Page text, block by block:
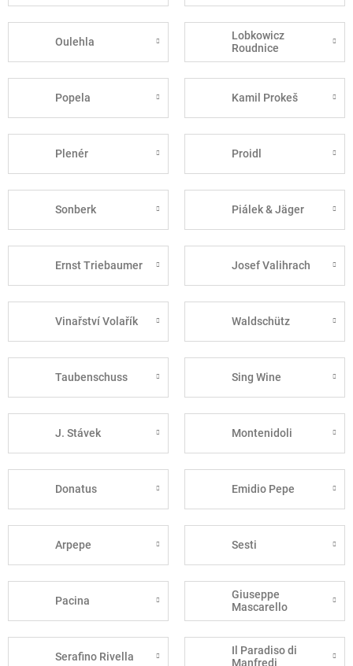
Oulehla
Lobkowicz
Roudnice
Popela Kamil Prokeš
Plenér Proidl
Sonberk Piálek & Jäger
Ernst Triebaumer Josef Valihrach
Vinařství Volařík Waldschütz
Taubenschuss Sing Wine
J. Stávek Montenidoli
Donatus Emidio Pepe
Arpepe Sesti
Pacina
Giuseppe
Mascarello
Serafino Rivella
Il Paradiso di
Manfredi